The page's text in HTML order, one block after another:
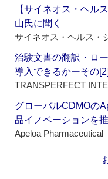
【サイネオス・ヘ
山氏に聞く
サイネオス・ヘルス・
治験文書の翻訳・ロ
導入できるかーその[2]
TRANSPERFECT
グローバルCDMOの
品イノベーションを
Apeloa Pharmaceutical